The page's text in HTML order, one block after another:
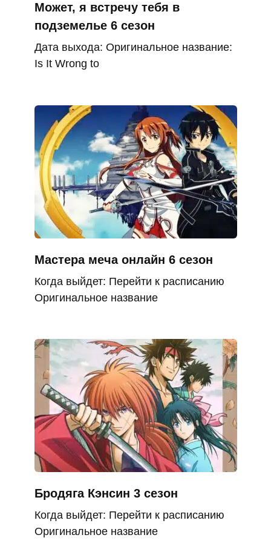
Может, я встречу тебя в
подземелье 6 сезон
Дата выхода: Оригинальное название:
Is It Wrong to
Мастера меча онлайн 6 сезон
Когда выйдет: Перейти к расписанию
Оригинальное название
Бродяга Кэнсин 3 сезон
Когда выйдет: Перейти к расписанию
Оригинальное название